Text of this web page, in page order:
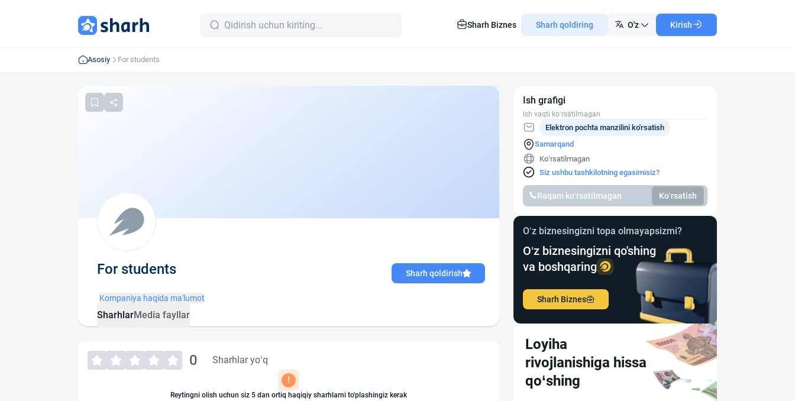
Sharh Biznes Sharh qoldiring O'z Kirish
Asosiy For students
For students Sharh qoldirish
Kompaniya haqida ma'lumot
SharhlarMedia fayllar
0
Sharhlar yo‘q
!
Reytingni olish uchun siz 5 dan ortiq haqiqiy sharhlarni to'plashingiz kerak
Ish grafigi
Ish vaqti ko‘rsatilmagan
Samarqand
Elektron pochta manzilini ko'rsatish
Ko‘rsatilmagan
Siz ushbu tashkilotning egasimisiz?
Raqam ko‘rsatilmagan Ko‘rsatish
O‘z biznesingizni topa olmayapsizmi?
O‘z biznesingizni qo'shing
va boshqaring
Sharh Biznes
Loyiha
rivojlanishiga hissa
qo‘shing